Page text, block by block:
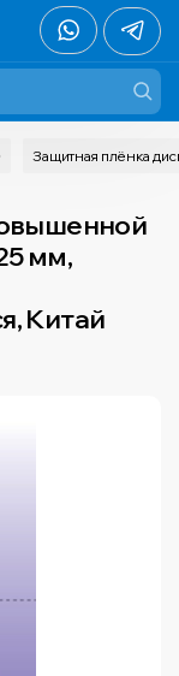
Защитная плёнка
мм,
Китай